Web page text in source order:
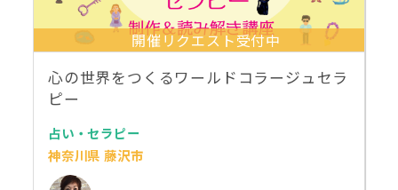
開催リクエスト受付中
心の世界をつくるワールドコラージュセラ
ピー
占い・セラピー
神奈川県 藤沢市